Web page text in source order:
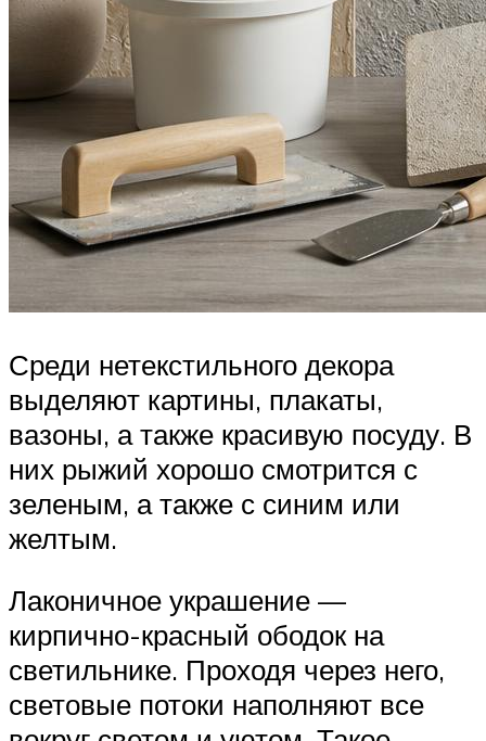
Среди нетекстильного декора
выделяют картины, плакаты,
вазоны, а также красивую посуду. В
них рыжий хорошо смотрится с
зеленым, а также с синим или
желтым.
Лаконичное украшение —
кирпично-красный ободок на
светильнике. Проходя через него,
световые потоки наполняют все